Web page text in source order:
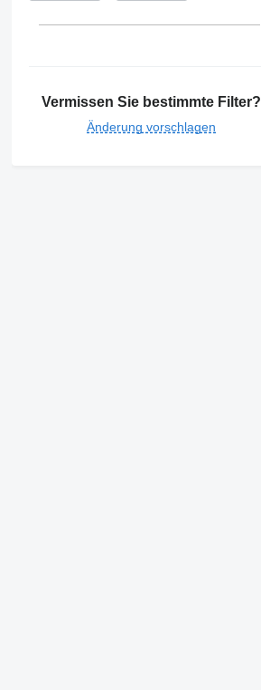
Vermissen Sie bestimmte Filter?
Änderung vorschlagen